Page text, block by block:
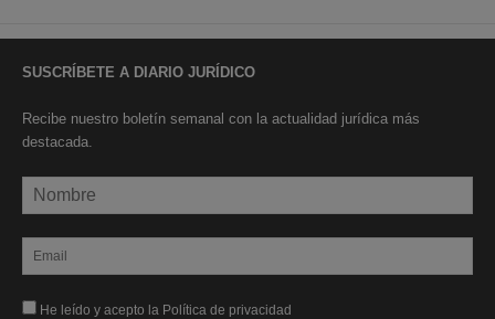
SUSCRÍBETE A DIARIO JURÍDICO
Recibe nuestro boletín semanal con la actualidad jurídica más
destacada.
He leído y acepto la Política de privacidad